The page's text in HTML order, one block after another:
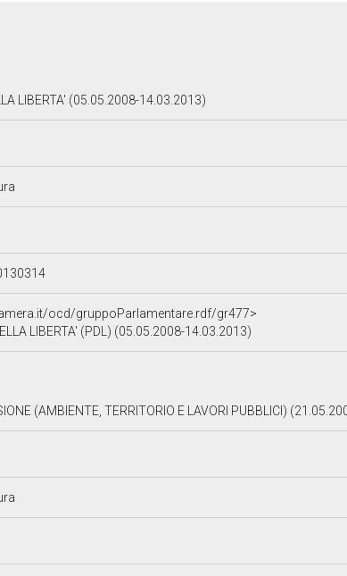
LIBERTA' (05.05.2008-14.03.2013)
ocd/gruppoParlamentare.rdf/gr477>
LIBERTA' (PDL) (05.05.2008-14.03.2013)
(AMBIENTE, TERRITORIO E LAVORI PUBBLICI)